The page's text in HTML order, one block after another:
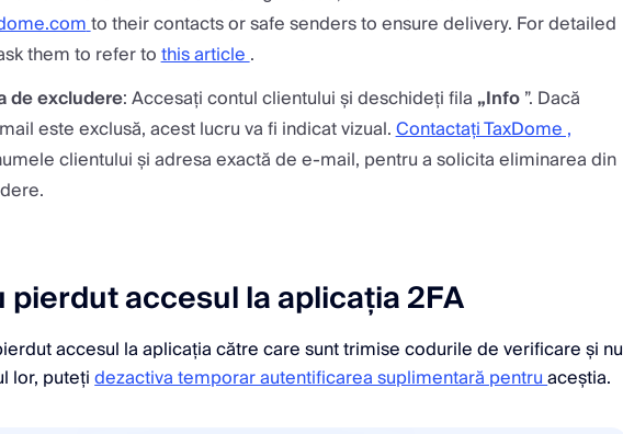
to their contacts or safe senders to ensure delivery. For detailed
them to refer tothis article.
de excludere: Accesați contul clientului și deschideți fila „Info”. Dacă
este exclusă, acest lucru va fi indicat vizual.Contactați TaxDome ,
clientului și adresa exactă de e-mail, pentru a solicita eliminarea din
pierdut accesul la aplicația 2FA
accesul la aplicația către care sunt trimise codurile de verificare și nu
lor, putețidezactiva temporar autentificarea suplimentară pentruaceștia.